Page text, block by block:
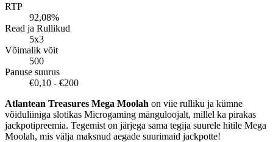
RTP
92,08%
Read ja Rullikud
5x3
Võimalik võit
500
Panuse suurus
€0,10 - €200
Atlantean Treasures Mega Moolah on viie rulliku ja kümne
võiduliiniga slotikas Microgaming mänguloojalt, millel ka pirakas
jackpotipreemia. Tegemist on järjega sama tegija suurele hitile Mega
Moolah, mis välja maksnud aegade suurimaid jackpotte!